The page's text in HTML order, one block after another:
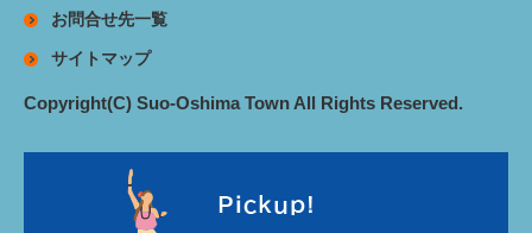
お問合せ先一覧
サイトマップ
Copyright(C) Suo-Oshima Town All Rights Reserved.